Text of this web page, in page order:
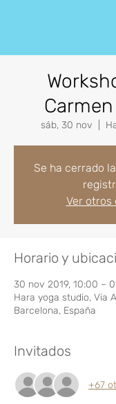
sáb, 30 nov
Se ha cerrado
Ver otros
Horario y
30 nov 2019, 10:00 –
Hara yoga studio, Via
Barcelona, España
Invitados
+67